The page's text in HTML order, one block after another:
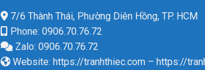
7/6 Thành Thái, Phường Diên Hồng, TP. HCM
Phone: 0906.70.76.72
Zalo: 0906.70.76.72
Website: https://tranhthiec.com – https://